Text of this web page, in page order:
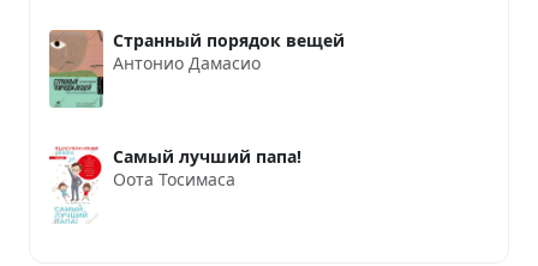
Странный порядок вещей
Антонио Дамасио
Самый лучший папа!
Оота Тосимаса